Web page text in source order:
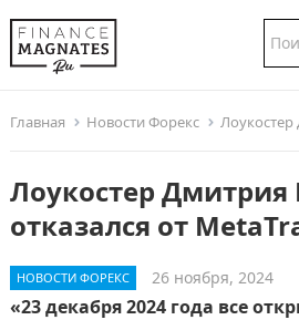
Главная Новости Форекс Лоукостер
Лоукостер Дмитрия
отказался от
НОВОСТИ ФОРЕКС 26 ноября, 2024
«23 декабря 2024 года все